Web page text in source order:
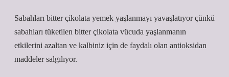
Sabahları bitter çikolata yemek yaşlanmayı yavaşlatıyor çünkü
sabahları tüketilen bitter çikolata vücuda yaşlanmanın
etkilerini azaltan ve kalbiniz için de faydalı olan antioksidan
maddeler salgılıyor.